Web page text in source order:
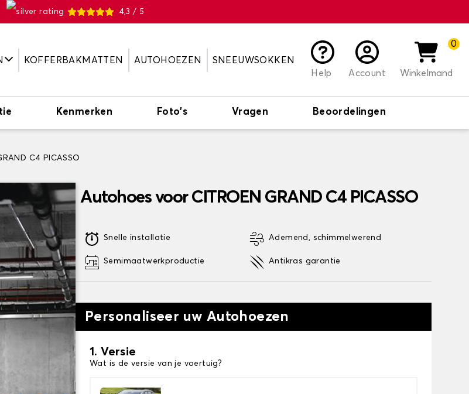
4,3 / 5
KOFFERBAKMATTEN AUTOHOEZEN
SNEEUWSOKKEN
Help
Account
0
Winkelmand
Kenmerken Foto's Vragen Beoordelingen
C4 PICASSO
Autohoes voor CITROEN GRAND C4 PICASSO
Snelle installatie
Semimaatwerkproductie
Ademend, schimmelwerend
Antikras garantie
Personaliseer uw Autohoezen
1. Versie
Wat is de versie van je voertuig?